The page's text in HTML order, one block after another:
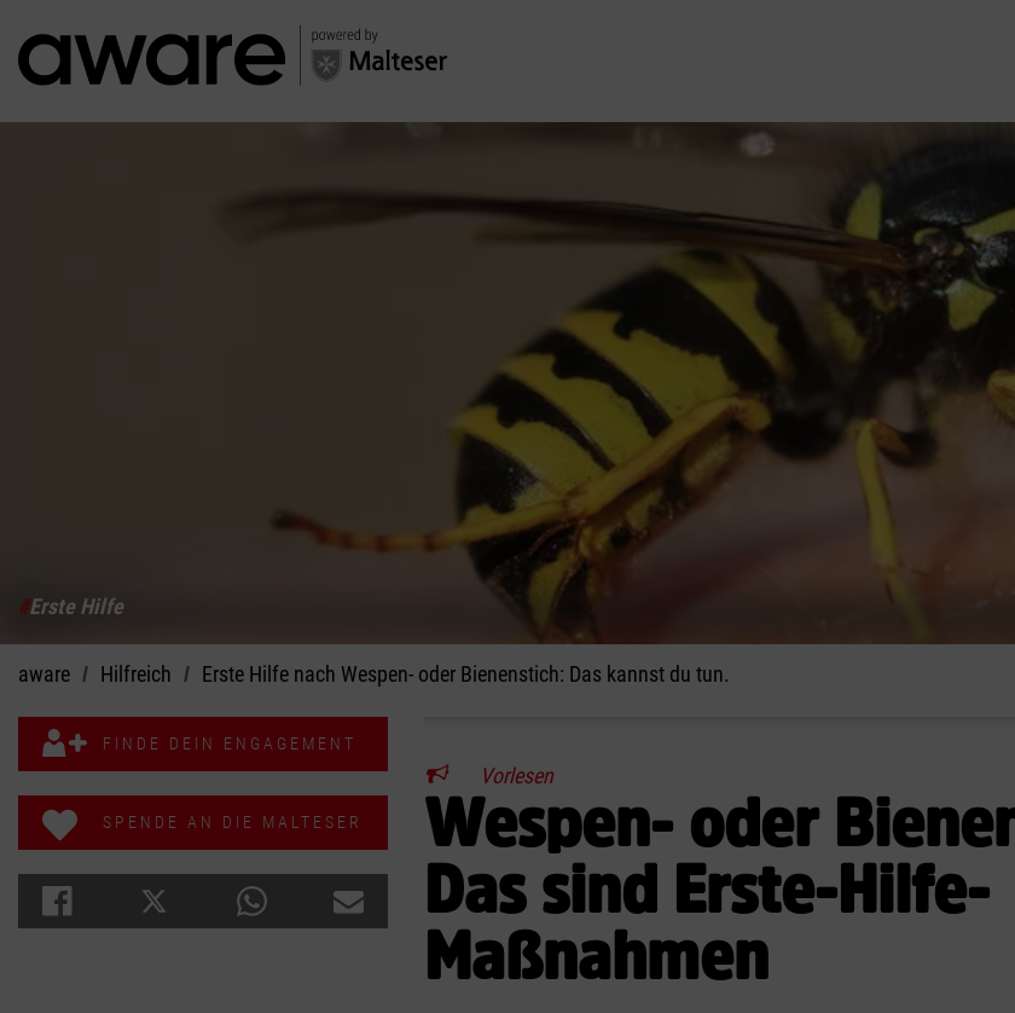
#Erste Hilfe
aware Hilfreich Erste Hilfe nach Wespen- oder Bienenstich: Das kannst du tun.
FINDE DEIN ENGAGEMENT
SPENDE AN DIE MALTESER
Vorlesen
Wespen- oder
Das sind Erste-Hilfe-
Maßnahmen